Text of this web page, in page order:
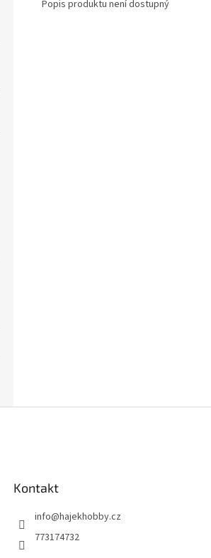
Popis produktu není dostupný
Kontakt
info@hajekhobby.cz
773174732